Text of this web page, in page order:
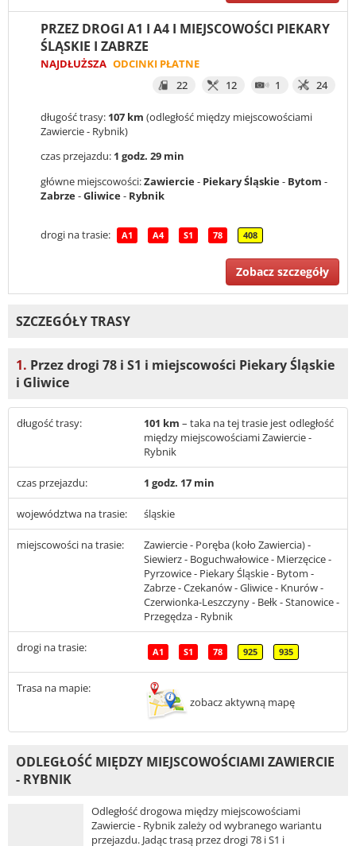
PRZEZ DROGI A1 I A4 I MIEJSCOWOŚCI PIEKARY
ŚLĄSKIE I ZABRZE
NAJDŁUŻSZA ODCINKI PŁATNE
22
12 1 24
długość trasy: 107 km (odległość między miejscowościami
Zawiercie - Rybnik)
czas przejazdu: 1 godz. 29 min
główne miejscowości:Zawiercie- Piekary Śląskie- Bytom -
Zabrze-Gliwice- Rybnik
drogi na trasie: A1 A4 S1 78 408
Zobacz szczegóły
SZCZEGÓŁY TRASY
1. Przez drogi 78 i S1 i miejscowości Piekary Śląskie
i Gliwice
długość trasy: 101 km – taka na tej trasie jest odległość
między miejscowościami Zawiercie -
Rybnik
czas przejazdu: 1 godz. 17 min
województwa na trasie: śląskie
miejscowości na trasie:
Zawiercie - Poręba (koło Zawiercia) -
Siewierz - Boguchwałowice - Mierzęcice -
Pyrzowice - Piekary Śląskie - Bytom -
Zabrze - Czekanów - Gliwice - Knurów -
Czerwionka-Leszczyny - Bełk - Stanowice -
Przegędza - Rybnik
drogi na trasie: A1 S1 78 925 935
Trasa na mapie:
zobacz aktywną mapę
ODLEGŁOŚĆ MIĘDZY MIEJSCOWOŚCIAMI ZAWIERCIE
- RYBNIK
Odległość drogowa między miejscowościami
Zawiercie - Rybnik zależy od wybranego wariantu
przejazdu. Jadąc trasą przez drogi 78 i S1 i